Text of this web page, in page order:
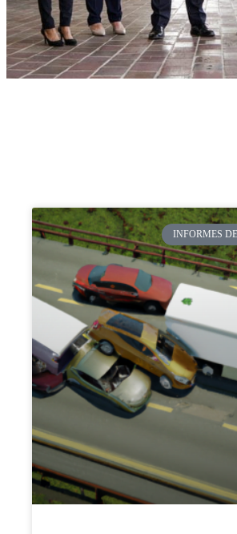
INFORMES